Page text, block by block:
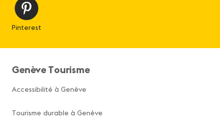
Pinterest
Genève Tourisme
Accessibilité à Genève
Tourisme durable à Genève